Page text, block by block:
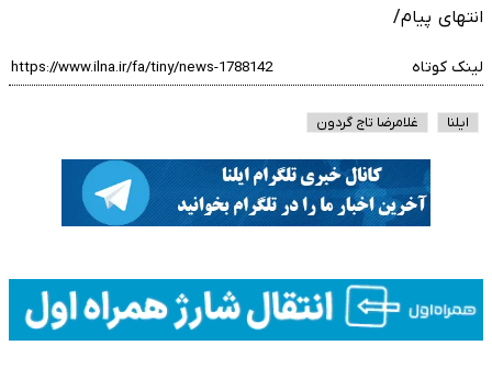
انتهای پیام/
لینک کوتاه
ایلنا غلامرضا تاج گردون